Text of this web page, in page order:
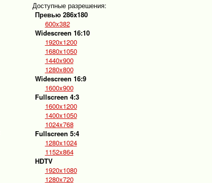
Доступные разрешения:
Превью 286x180
600x382
Widescreen 16:10
1920x1200
1680x1050
1440x900
1280x800
Widescreen 16:9
1600x900
Fullscreen 4:3
1600x1200
1400x1050
1024x768
Fullscreen 5:4
1280x1024
1152x864
HDTV
1920x1080
1280x720